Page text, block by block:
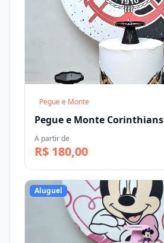
Pegue e Monte
Pegue e Monte Corinthians
A partir de
R$ 180,00
Aluguel